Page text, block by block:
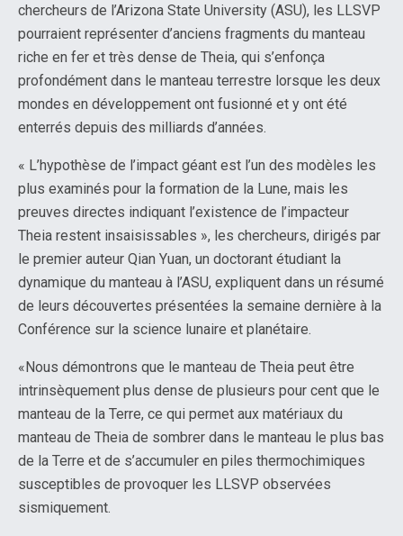
chercheurs de l’Arizona State University (ASU), les LLSVP
pourraient représenter d’anciens fragments du manteau
riche en fer et très dense de Theia, qui s’enfonça
profondément dans le manteau terrestre lorsque les deux
mondes en développement ont fusionné et y ont été
enterrés depuis des milliards d’années.
« L’hypothèse de l’impact géant est l’un des modèles les
plus examinés pour la formation de la Lune, mais les
preuves directes indiquant l’existence de l’impacteur
Theia restent insaisissables », les chercheurs, dirigés par
le premier auteur Qian Yuan, un doctorant étudiant la
dynamique du manteau à l’ASU, expliquent dans un résumé
de leurs découvertes présentées la semaine dernière à la
Conférence sur la science lunaire et planétaire.
«Nous démontrons que le manteau de Theia peut être
intrinsèquement plus dense de plusieurs pour cent que le
manteau de la Terre, ce qui permet aux matériaux du
manteau de Theia de sombrer dans le manteau le plus bas
de la Terre et de s’accumuler en piles thermochimiques
susceptibles de provoquer les LLSVP observées
sismiquement.